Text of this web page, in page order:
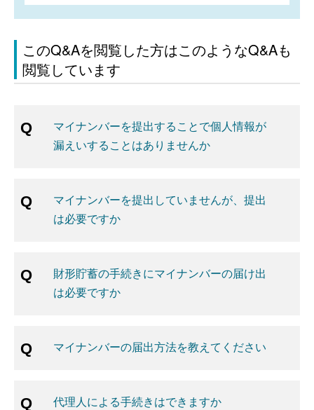
このQ&Aを閲覧した方はこのようなQ&Aも
閲覧しています
マイナンバーを提出することで個人情報が
漏えいすることはありませんか
マイナンバーを提出していませんが、提出
は必要ですか
財形貯蓄の手続きにマイナンバーの届け出
は必要ですか
マイナンバーの届出方法を教えてください
代理人による手続きはできますか